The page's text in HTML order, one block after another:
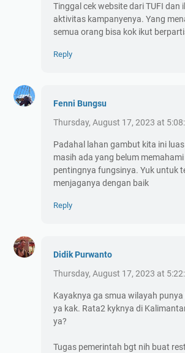
Tinggal cek website dari TUFI dan
aktivitas kampanyenya. Yang
semua orang bisa kok ikut
Reply
Fenni Bungsu
Thursday, August 17, 2023 at
Padahal lahan gambut kita ini
masih ada yang belum
pentingnya fungsinya. Yuk untuk
menjaganya dengan baik
Reply
Didik Purwanto
Thursday, August 17, 2023 at
Kayaknya ga smua wilayah
ya kak. Rata2 kyknya di
ya?
Tugas pemerintah bgt nih buat